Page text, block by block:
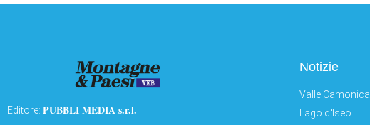
Editore: PUBBLI MEDIA s.r.l.
Notizie
Valle Camonica
Lago d'Iseo